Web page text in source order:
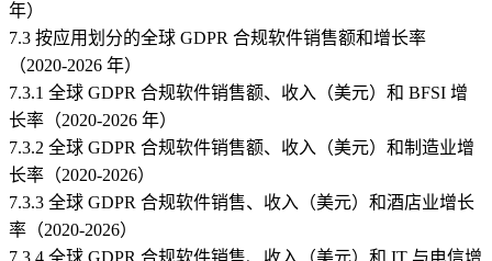
年）
7.3 按应用划分的全球 GDPR 合规软件销售额和增长率
（2020-2026 年）
7.3.1 全球 GDPR 合规软件销售额、收入（美元）和 BFSI 增
长率（2020-2026 年）
7.3.2 全球 GDPR 合规软件销售额、收入（美元）和制造业增
长率（2020-2026）
7.3.3 全球 GDPR 合规软件销售、收入（美元）和酒店业增长
率（2020-2026）